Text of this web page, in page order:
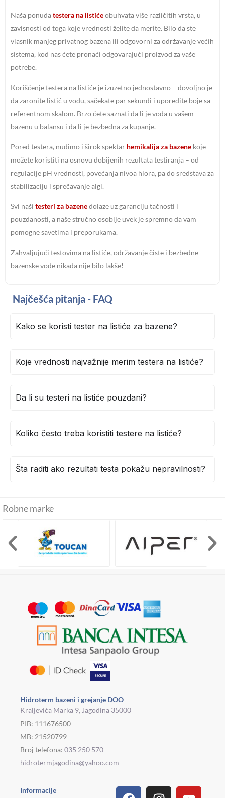
Naša ponudatestera na listićeobuhvata više različitih vrsta, u
zavisnosti od toga koje vrednosti želite da merite. Bilo da ste
vlasnik manjeg privatnog bazena ili odgovorni za održavanje većih
sistema, kod nas ćete pronaći odgovarajući proizvod za vaše
potrebe.
Korišćenje testera na listiće je izuzetno jednostavno – dovoljno je
da zaronite listić u vodu, sačekate par sekundi i uporedite boje sa
referentnom skalom. Brzo ćete saznati da li je voda u vašem
bazenu u balansu i da li je bezbedna za kupanje.
Pored testera, nudimo i širok spektar hemikalija za bazene koje
možete koristiti na osnovu dobijenih rezultata testiranja – od
regulacije pH vrednosti, povećanja nivoa hlora, pa do sredstava za
stabilizaciju i sprečavanje algi.
Svi naši testeri za bazenedolaze uz garanciju tačnosti i
pouzdanosti, a naše stručno osoblje uvek je spremno da vam
pomogne savetima i preporukama.
Zahvaljujući testovima na listiće, održavanje čiste i bezbedne
bazenske vode nikada nije bilo lakše!
Najčešća pitanja - FAQ
Kako se koristi tester na listiće za bazene?
Koje vrednosti najvažnije merim testera na listiće?
Da li su testeri na listiće pouzdani?
Koliko često treba koristiti testere na listiće?
Šta raditi ako rezultati testa pokažu nepravilnosti?
Robne marke
Hidroterm bazeni i grejanje DOO
Kraljevića Marka 9, Jagodina 35000
PIB: 111676500
MB: 21520799
Broj telefona: 035 250 570
hidrotermjagodina@yahoo.com
Informacije FacebookInstagram
Linkedin
Viber
TiktokPinterest